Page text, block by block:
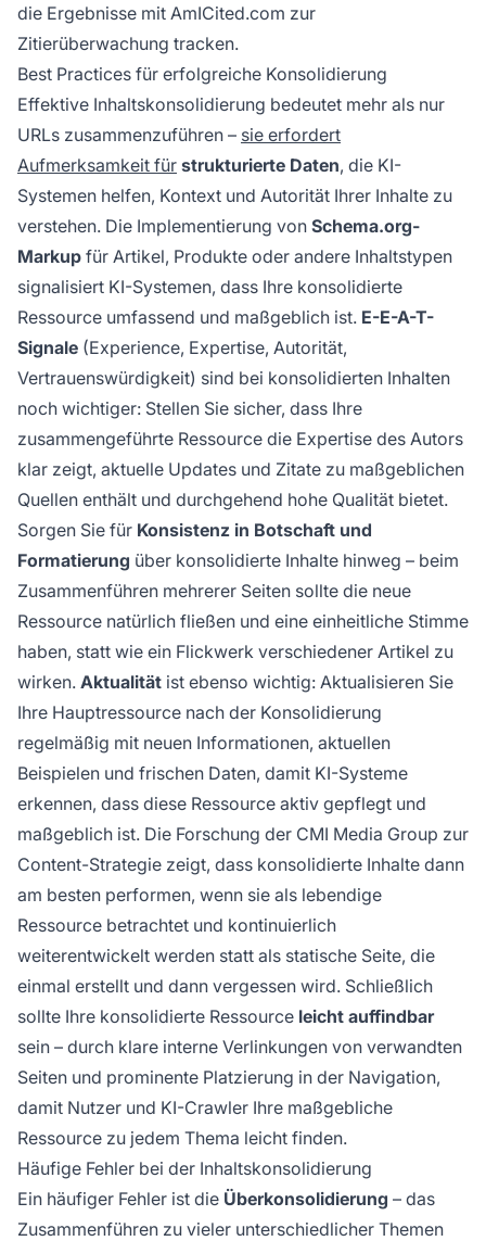
die Ergebnisse mit AmICited.com zur
Zitierüberwachung tracken.
Best Practices für erfolgreiche Konsolidierung
Effektive Inhaltskonsolidierung bedeutet mehr als nur
URLs zusammenzuführen – sie erfordert
Aufmerksamkeit für strukturierte Daten, die KI-
Systemen helfen, Kontext und Autorität Ihrer Inhalte zu
verstehen. Die Implementierung von Schema.org-
Markup für Artikel, Produkte oder andere Inhaltstypen
signalisiert KI-Systemen, dass Ihre konsolidierte
Ressource umfassend und maßgeblich ist. E-E-A-T-
Signale (Experience, Expertise, Autorität,
Vertrauenswürdigkeit) sind bei konsolidierten Inhalten
noch wichtiger: Stellen Sie sicher, dass Ihre
zusammengeführte Ressource die Expertise des Autors
klar zeigt, aktuelle Updates und Zitate zu maßgeblichen
Quellen enthält und durchgehend hohe Qualität bietet.
Sorgen Sie für Konsistenz in Botschaft und
Formatierung über konsolidierte Inhalte hinweg – beim
Zusammenführen mehrerer Seiten sollte die neue
Ressource natürlich fließen und eine einheitliche Stimme
haben, statt wie ein Flickwerk verschiedener Artikel zu
wirken. Aktualität ist ebenso wichtig: Aktualisieren Sie
Ihre Hauptressource nach der Konsolidierung
regelmäßig mit neuen Informationen, aktuellen
Beispielen und frischen Daten, damit KI-Systeme
erkennen, dass diese Ressource aktiv gepflegt und
maßgeblich ist. Die Forschung der CMI Media Group zur
Content-Strategie zeigt, dass konsolidierte Inhalte dann
am besten performen, wenn sie als lebendige
Ressource betrachtet und kontinuierlich
weiterentwickelt werden statt als statische Seite, die
einmal erstellt und dann vergessen wird. Schließlich
sollte Ihre konsolidierte Ressource leicht auffindbar
sein – durch klare interne Verlinkungen von verwandten
Seiten und prominente Platzierung in der Navigation,
damit Nutzer und KI-Crawler Ihre maßgebliche
Ressource zu jedem Thema leicht finden.
Häufige Fehler bei der Inhaltskonsolidierung
Ein häufiger Fehler ist die Überkonsolidierung – das
Zusammenführen zu vieler unterschiedlicher Themen